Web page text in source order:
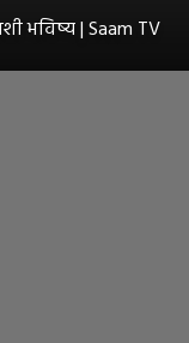
भविष्य | Saam TV